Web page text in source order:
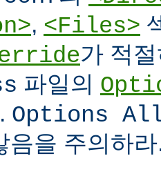
, <Files>
가 적
파일의
Options
음을 주의하